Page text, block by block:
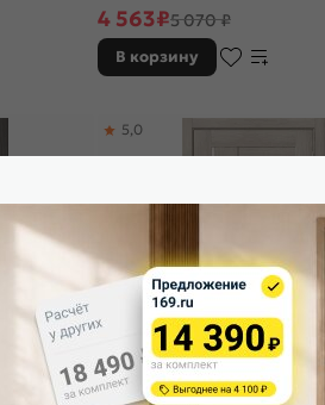
4 563₽5 070 ₽
В корзину
5,0